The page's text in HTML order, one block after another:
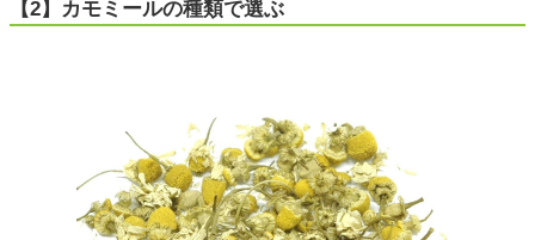
【2】カモミールの種類で選ぶ